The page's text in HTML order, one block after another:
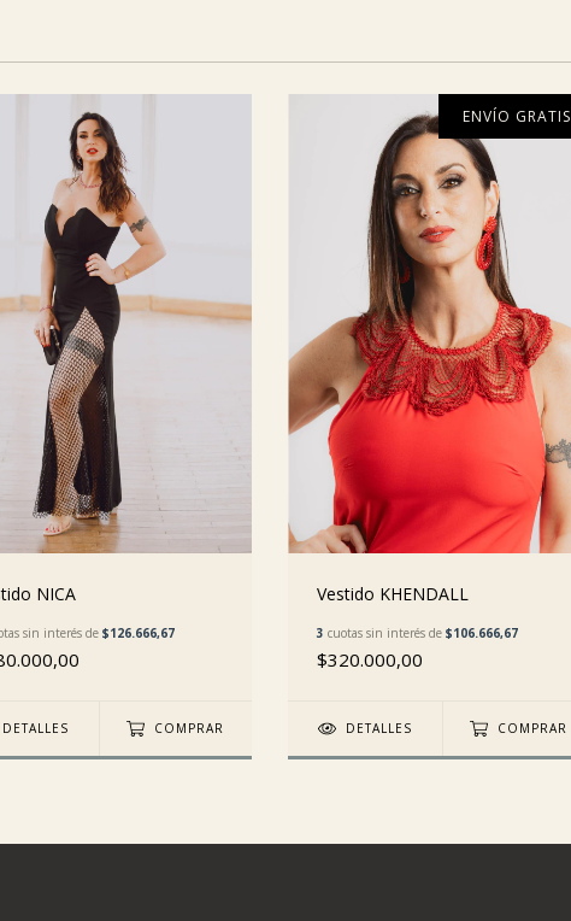
NICA
sin interés de $126.666,67
DETALLES COMPRAR
ENVÍO GRATIS
Vestido KHENDALL
3 cuotas sin interés de $106.666,67
$320.000,00
DETALLES COMPRAR